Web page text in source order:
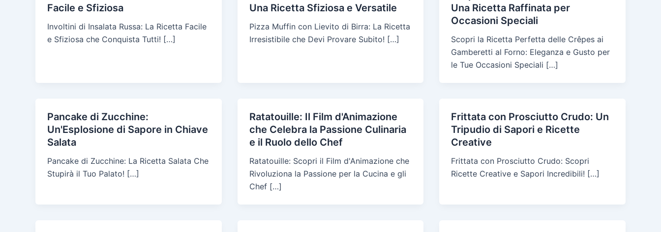
Facile e Sfiziosa
Involtini di Insalata Russa: La Ricetta Facile
e Sfiziosa che Conquista Tutti! […]
Una Ricetta Sfiziosa e Versatile
Pizza Muffin con Lievito di Birra: La Ricetta
Irresistibile che Devi Provare Subito! […]
Una Ricetta Raffinata per
Occasioni Speciali
Scopri la Ricetta Perfetta delle Crêpes ai
Gamberetti al Forno: Eleganza e Gusto per
le Tue Occasioni Speciali […]
Pancake di Zucchine:
Un'Esplosione di Sapore in Chiave
Salata
Pancake di Zucchine: La Ricetta Salata Che
Stupirà il Tuo Palato! […]
Ratatouille: Il Film d'Animazione
che Celebra la Passione Culinaria
e il Ruolo dello Chef
Ratatouille: Scopri il Film d'Animazione che
Rivoluziona la Passione per la Cucina e gli
Chef […]
Frittata con Prosciutto Crudo: Un
Tripudio di Sapori e Ricette
Creative
Frittata con Prosciutto Crudo: Scopri
Ricette Creative e Sapori Incredibili! […]